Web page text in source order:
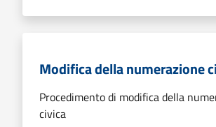
Modifica della numerazione
Procedimento di modifica della
civica